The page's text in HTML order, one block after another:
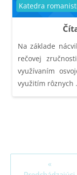
Kategória kurzu
Katedra
Na základe
rečovej
využívaním
využitím rôznych
«